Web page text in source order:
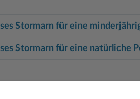
Stormarn für eine
Stormarn für eine natürliche